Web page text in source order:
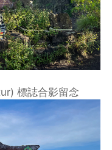
標誌合影留念